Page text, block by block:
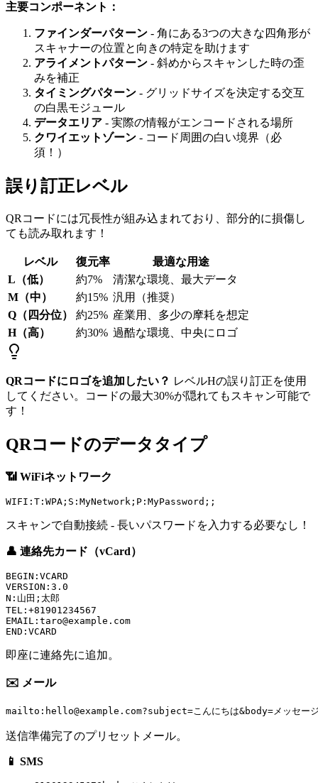
主要コンポーネント：
ファインダーパターン - 角にある3つの大きな四角形が
スキャナーの位置と向きの特定を助けます
アライメントパターン - 斜めからスキャンした時の歪
みを補正
タイミングパターン - グリッドサイズを決定する交互
の白黒モジュール
データエリア - 実際の情報がエンコードされる場所
クワイエットゾーン - コード周囲の白い境界（必
須！）
誤り訂正レベル
QRコードには冗長性が組み込まれており、部分的に損傷し
ても読み取れます！
レベル 復元率
最適な用途
L（低）
約7%
清潔な環境、最大データ
M（中）
約15% 汎用（推奨）
Q（四分位）
約25% 産業用、多少の摩耗を想定
H（高）
約30% 過酷な環境、中央にロゴ
QRコードにロゴを追加したい？ レベルHの誤り訂正を使用
してください。コードの最大30%が隠れてもスキャン可能で
す！
QRコードのデータタイプ
📶 WiFiネットワーク
スキャンで自動接続 - 長いパスワードを入力する必要なし！
👤 連絡先カード（vCard）
BEGIN:VCARD
VERSION:3.0
N:山田;太郎
TEL:+81901234567
EMAIL: taro@example.com
即座に連絡先に追加。
✉️ メール
mailto: hello@example.com
送信準備完了のプリセットメール。
📱 SMS